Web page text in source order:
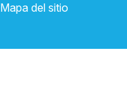
Mapa del sitio